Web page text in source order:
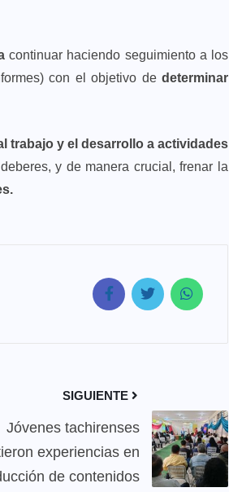
continuar haciendo seguimiento a los
con el objetivo de determinar
trabajo y el desarrollo a actividades
y de manera crucial, frenar la
SIGUIENTE
Jóvenes tachirenses
experiencias en
de contenidos